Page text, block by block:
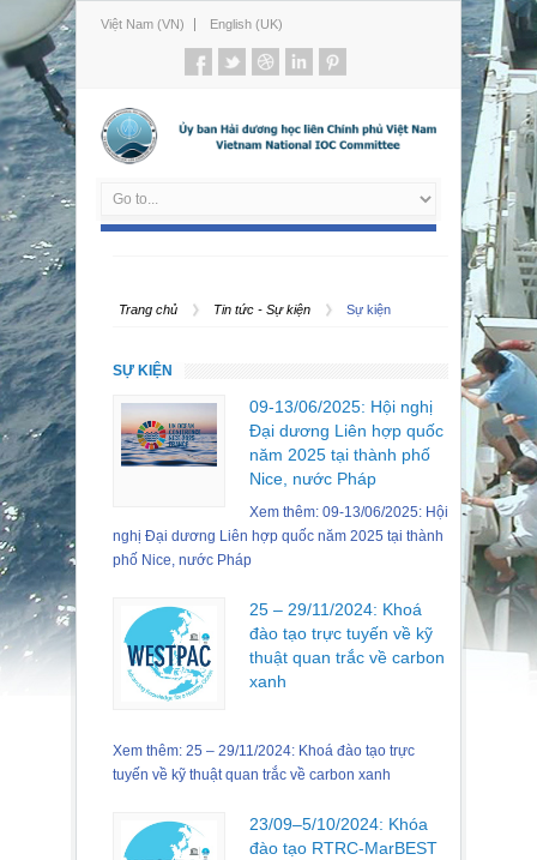
Việt Nam (VN) English (UK)
Trang chủ Tin tức - Sự kiện Sự kiện
SỰ KIỆN
09-13/06/2025: Hội nghị
Đại dương Liên hợp quốc
năm 2025 tại thành phố
Nice, nước Pháp
Xem thêm: 09-13/06/2025: Hội
nghị Đại dương Liên hợp quốc năm 2025 tại thành
phố Nice, nước Pháp
25 – 29/11/2024: Khoá
đào tạo trực tuyến về kỹ
thuật quan trắc về carbon
xanh
Xem thêm: 25 – 29/11/2024: Khoá đào tạo trực
tuyến về kỹ thuật quan trắc về carbon xanh
23/09–5/10/2024: Khóa
đào tạo RTRC-MarBEST